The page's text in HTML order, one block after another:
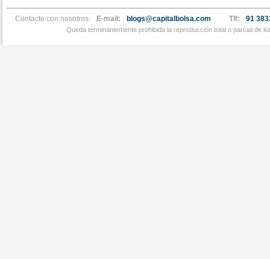
Contacte con nosotros: E-mail: blogs@capitalbolsa.com Tlf: 91
Queda terminantemente prohibida la reproducción total o parcial de